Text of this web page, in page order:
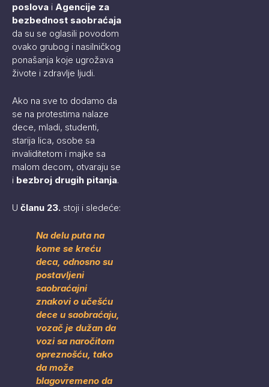
poslova i Agencije za
bezbednost saobraćaja
da su se oglasili povodom
ovako grubog i nasilničkog
ponašanja koje ugrožava
živote i zdravlje ljudi.
Ako na sve to dodamo da
se na protestima nalaze
dece, mladi, studenti,
starija lica, osobe sa
invaliditetom i majke sa
malom decom, otvaraju se
i bezbroj drugih pitanja.
U članu 23. stoji i sledeće:
Na delu puta na
kome se kreću
deca, odnosno su
postavljeni
saobraćajni
znakovi o učešću
dece u saobraćaju,
vozač je dužan da
vozi sa naročitom
opreznošću, tako
da može
blagovremeno da